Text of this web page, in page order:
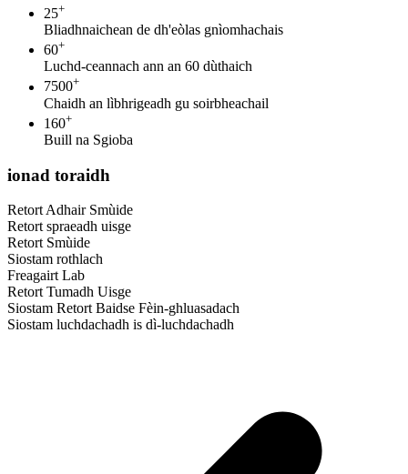
25+
Bliadhnaichean de dh'eòlas gnìomhachais
60+
Luchd-ceannach ann an 60 dùthaich
7500+
Chaidh an lìbhrigeadh gu soirbheachail
160+
Buill na Sgioba
ionad toraidh
Retort Adhair Smùide
Retort spraeadh uisge
Retort Smùide
Siostam rothlach
Freagairt Lab
Retort Tumadh Uisge
Siostam Retort Baidse Fèin-ghluasadach
Siostam luchdachadh is dì-luchdachadh